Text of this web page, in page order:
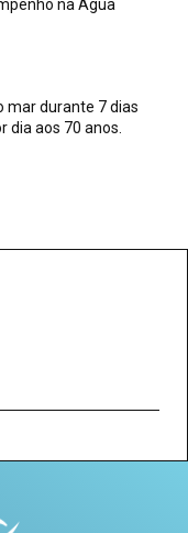
na Água
mar durante 7 dias
dia aos 70 anos.